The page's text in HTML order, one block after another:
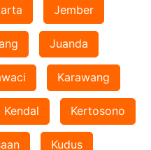
Jember
Juanda
Karawang
Kendal Kertosono
Kudus